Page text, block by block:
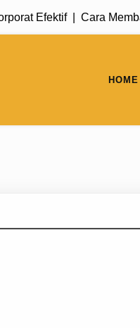
Efektif |Cara
HOME